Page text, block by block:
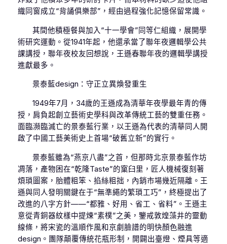
織同窗成立“背誦俱樂部”，經由過程強化記憶保留常識。
其間他積極餐與加入“十一學會”同等仁組織，展開學
術研究運動。從1941年起，他還承當了聯年夜邏輯學公共
課講授，聯年夜校友回想說，王遜春聯年夜的邏輯學講授
進獻最多。
景泰藍design：守正立異煥發重生
1949年7月，34歲的王遜成為清華年夜學最年青的傳
授，肩負起創立藝術史學科與改革傳統工藝的雙重任務。
面臨瀕臨滅亡的景泰藍行業，以王遜為代表的清華同人開
啟了中國工藝美術史上首場“破舊立新”的實行。
景泰藍雖為“燕京八盡”之首，但那時北京景泰藍作坊
凋落，產物困在“乾隆Taste”的窠臼里，匠人機械復刻著
煩瑣圖案，胎體粗笨、掐絲粗拙，內銷市場幾近隔離。王
遜與同人發明關鍵在于“無準繩的繁瑣工巧”，終極提出了
改進的八字方針——“都雅、好用、省工、省料”。王遜主
意從青銅器紋樣中提煉“素樸”之美，鑒戒敦煌藻井的靈動
線條，將宋瓷的溫順作風和京劇臉譜的明快顏色融進
design。團隊顛覆傳統花瓶形制，開闢出臺燈、煙具等適